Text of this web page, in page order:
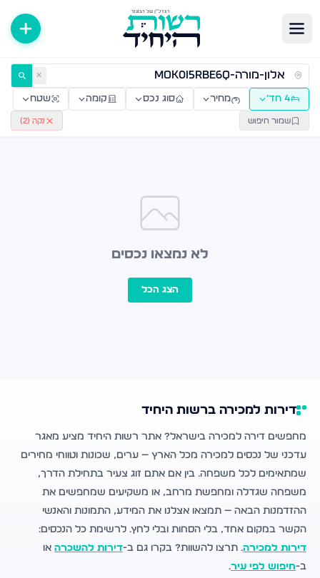
דירות למכירה ולהשכרה — רשות היחיד ✕
4 חד׳ מחיר סוג נכס קומה שטח
שמור חיפוש נקה (2
)
לא נמצאו נכסים
הצג הכל
דירות למכירה ברשות היחיד
מחפשים דירה למכירה בישראל? אתר רשות היחיד מציע מאגר
עדכני של נכסים למכירה מכל הארץ — ערים, שכונות וטווחי מחירים
שמתאימים לכל משפחה. בין אם אתם זוג צעיר בתחילת הדרך,
משפחה שגדלה ומחפשת מרחב, או משקיעים שמחפשים את
ההזדמנות הבאה — תמצאו אצלנו את המידע, התמונות והאנשי
הקשר במקום אחד, בלי הסחות ובלי לחץ. לרשימת כל הנכסים:
דירות למכירה. תרצו להשוות? בקרו גם ב-דירות להשכרה או
ב-חיפוש לפי עיר.